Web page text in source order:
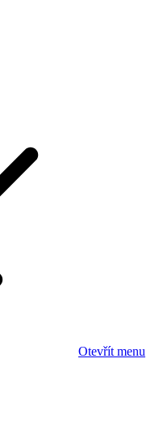
Otevřít menu